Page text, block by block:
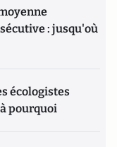
: jusqu'où
écologistes
pourquoi